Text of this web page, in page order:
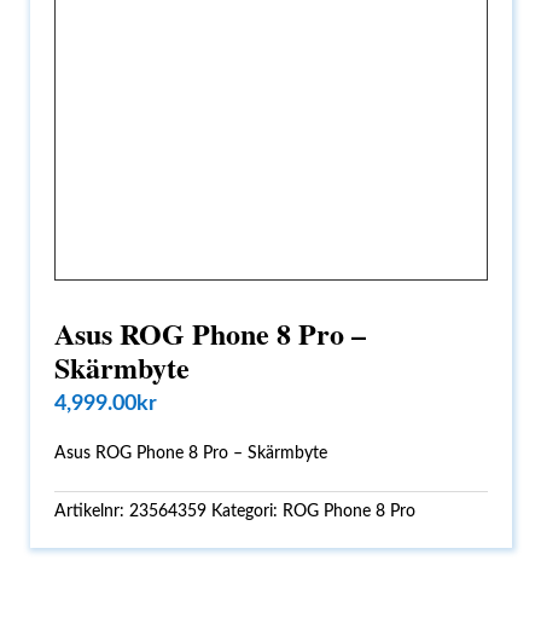
Asus ROG Phone 8 Pro –
Skärmbyte
4,999.00kr
Asus ROG Phone 8 Pro – Skärmbyte
Artikelnr:23564359 Kategori: ROG Phone 8 Pro